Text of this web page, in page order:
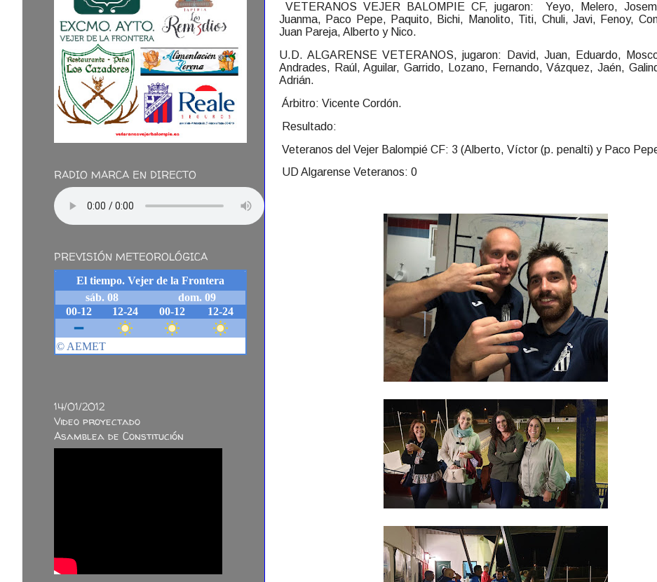
VETERANOS VEJER BALOMPIE CF, jugaron: Yeyo, Melero,
Juanma, Paco Pepe, Paquito, Bichi, Manolito, Titi, Chuli, Javi, Fenoy,
Juan Pareja, Alberto y Nico.
U.D. ALGARENSE VETERANOS, jugaron: David, Juan, Eduardo,
Andrades, Raúl, Aguilar, Garrido, Lozano, Fernando, Vázquez, Jaén,
Adrián.
Árbitro: Vicente Cordón.
Resultado:
Veteranos del Vejer Balompié CF: 3 (Alberto, Víctor (p. penalti) y Paco
UD Algarense Veteranos: 0
RADIO MARCA EN DIRECTO
PREVISIÓN METEOROLÓGICA
14/01/2012
Video proyectado
Asamblea de Constitución